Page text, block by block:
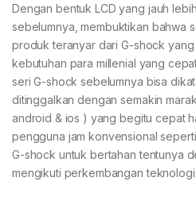
Dengan bentuk LCD yang jauh
sebelumnya, membuktikan bahwa
produk teranyar dari G-shock
kebutuhan para millenial yang
seri G-shock sebelumnya bisa
ditinggalkan dengan semakin
android & ios ) yang begitu cepat
pengguna jam konvensional
G-shock untuk bertahan tentunya
mengikuti perkembangan